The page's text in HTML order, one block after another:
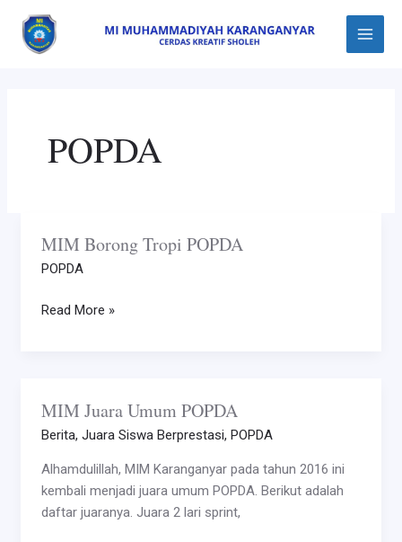
content
Main
Menu
POPDA
MIM Borong Tropi POPDA
POPDA
MIM
Borong
POPDA
Read More »
MIM Juara Umum POPDA
Berita, Juara Siswa Berprestasi, POPDA
Alhamdulillah, MIM Karanganyar pada tahun 2016 ini
kembali menjadi juara umum POPDA. Berikut adalah
daftar juaranya. Juara 2 lari sprint,
MIM
Juara
POPDA